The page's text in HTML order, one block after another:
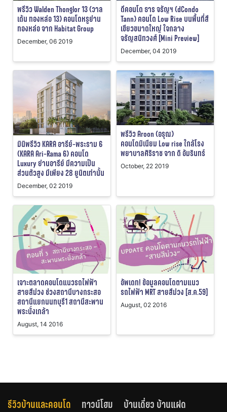
พรีวิว Walden Thonglor 13 (วาล
เด้น ทองหล่อ 13) คอนโดหรูย่าน
ทองหล่อ จาก Habitat Group
December, 06 2019
ดีคอนโด ธาร จรัญฯ (dCondo
Tann) คอนโด Low Rise บนพื้นที่สี
เขียวขนาดใหญ่ ใจกลาง
จรัญสนิทวงศ์ [Mini Preview]
December, 04 2019
มินิพรีวิว KARA อารีย์-พระราม 6
(KARA Ari-Rama 6) คอนโด
Luxury ย่านอารีย์ มีความเป็น
ส่วนตัวสูง มีเพียง 28 ยูนิตเท่านั้น
December, 02 2019
พรีวิว Aroon (อรุณ)
คอนโดมิเนียม Low rise ใกล้โรง
พยาบาลศิริราช จาก ดิ อัมรินทร์
October, 22 2019
เจาะตลาดคอนโดแนวรถไฟฟ้า
สายสีม่วง ช่วงสถานีบางกระสอ
สถานีแยกนนทบุรี1 สถานีสะพาน
พระนั่งเกล้า
August, 14 2016
อัพเดท! ข้อมูลคอนโดตามแนว
รถไฟฟ้า MRT สายสีม่วง [ส.ค.59]
August, 02 2016
รีวิวบ้านและคอนโด ทาวน์โฮม
บ้านเดี่ยว บ้านแฝด